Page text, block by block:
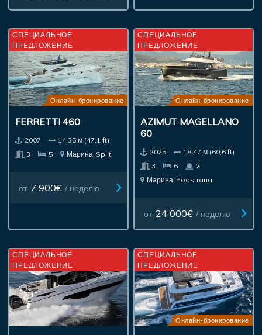
Онлайн-бронирование
FERRETTI 460
2007.
14,35 м (47,1 ft)
3
5 Марина Split
от 7 900€ / неделю
СПЕЦИАЛЬНОЕ
ПРЕДЛОЖЕНИЕ
Онлайн-бронирование
AZIMUT MAGELLANO
60
2025.
18,47 м (60,6 ft)
3
6
2
Марина Podstrana
от 24 000€ / неделю
СПЕЦИАЛЬНОЕ
ПРЕДЛОЖЕНИЕ
СПЕЦИАЛЬНОЕ
ПРЕДЛОЖЕНИЕ
Онлайн-бронирование
СПЕЦИАЛЬНОЕ
ПРЕДЛОЖЕНИЕ